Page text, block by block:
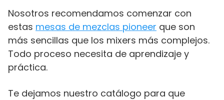
Nosotros recomendamos comenzar con
estas mesas de mezclas pioneer que son
más sencillas que los mixers más complejos.
Todo proceso necesita de aprendizaje y
práctica.
Te dejamos nuestro catálogo para que